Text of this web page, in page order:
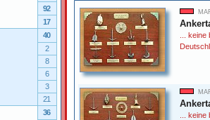
...
...
92
17
40
2
8
6
3
21
36